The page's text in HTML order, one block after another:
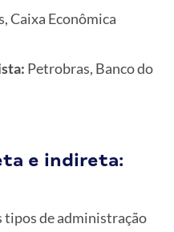
Caixa Econômica
Petrobras, Banco do
e indireta:
tipos de administração